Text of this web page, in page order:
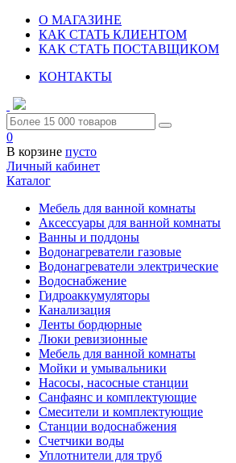
О МАГАЗИНЕ
КАК СТАТЬ КЛИЕНТОМ
КАК СТАТЬ ПОСТАВЩИКОМ
КОНТАКТЫ
0
В корзине пусто
Личный кабинет
Каталог
Мебель для ванной комнаты
Аксессуары для ванной комнаты
Ванны и поддоны
Водонагреватели газовые
Водонагреватели электрические
Водоснабжение
Гидроаккумуляторы
Канализация
Ленты бордюрные
Люки ревизионные
Мебель для ванной комнаты
Мойки и умывальники
Насосы, насосные станции
Санфаянс и комплектующие
Смесители и комплектующие
Станции водоснабжения
Счетчики воды
Уплотнители для труб